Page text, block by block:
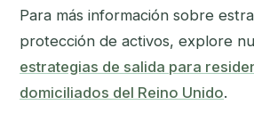
Para más información sobre
protección de activos, explore
estrategias de salida para
domiciliados del Reino Unido.